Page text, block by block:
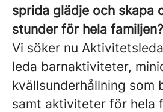
sprida glädje och skapa
stunder för hela familjen?
Vi söker nu
leda barnaktiviteter,
kvällsunderhållning som
samt aktiviteter för hela